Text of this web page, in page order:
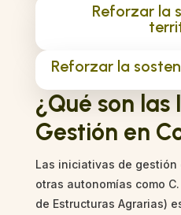
Reforzar la
Reforzar la
¿Qué son
Gestión en
Las iniciativas de gestión
otras autonomías como
de Estructuras Agrarias)